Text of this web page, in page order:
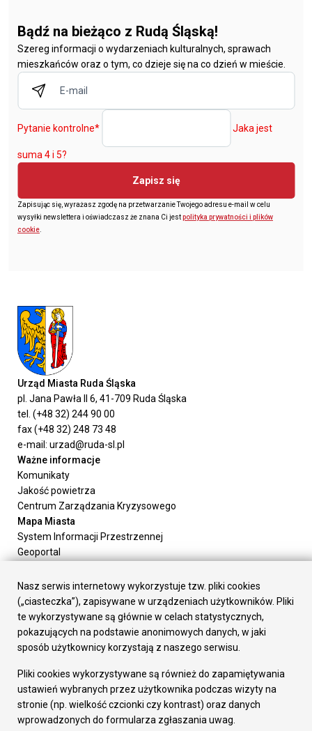
Bądź na bieżąco z Rudą Śląską!
Szereg informacji o wydarzeniach kulturalnych, sprawach
mieszkańców oraz o tym, co dzieje się na co dzień w mieście.
Pytanie kontrolne* Jaka jest
suma 4 i 5?
Zapisz się
Zapisując się, wyrażasz zgodę na przetwarzanie Twojego adresu e-mail w celu
wysyłki newslettera i oświadczasz że znana Ci jestpolityka prywatności i plików
cookie
Urząd Miasta Ruda Śląska
pl. Jana Pawła II 6, 41-709 Ruda Śląska
tel. (+48 32) 244 90 00
fax (+48 32) 248 73 48
e-mail: urzad@ruda-sl.pl
Ważne informacje
Komunikaty
Jakość powietrza
Centrum Zarządzania Kryzysowego
Mapa Miasta
System Informacji Przestrzennej
Geoportal
Załatw sprawę
Prezydent Miasta
Rada Miasta
Wydziały
Elektroniczna Skrzynka Podawcza
Gospodarka
Fundusze europejskie
Środki krajowe
Oferty inwestycyjne
Nasz serwis internetowy wykorzystuje tzw. pliki cookies
(„ciasteczka”), zapisywane w urządzeniach użytkowników. Pliki
te wykorzystywane są głównie w celach statystycznych,
pokazujących na podstawie anonimowych danych, w jaki
sposób użytkownicy korzystają z naszego serwisu.
Pliki cookies wykorzystywane są również do zapamiętywania
ustawień wybranych przez użytkownika podczas wizyty na
stronie (np. wielkość czcionki czy kontrast) oraz danych
wprowadzonych do formularza zgłaszania uwag.